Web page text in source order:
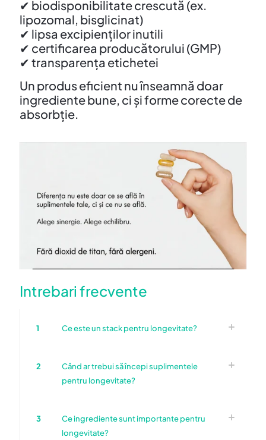
✔ biodisponibilitate crescută (ex.
lipozomal, bisglicinat)
✔ lipsa excipienților inutili
✔ certificarea producătorului (GMP)
✔ transparența etichetei
Un produs eficient nu înseamnă doar
ingrediente bune, ci și forme corecte de
absorbție.
Intrebari frecvente
1 Ce este un stack pentru longevitate?
2
Când ar trebui să începi suplimentele
pentru longevitate?
3
Ce ingrediente sunt importante pentru
longevitate?